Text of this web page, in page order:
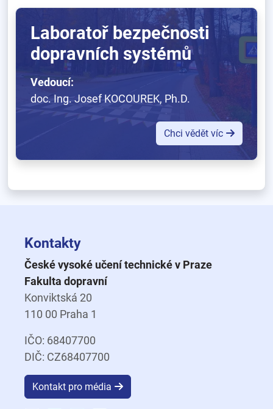
Laboratoř bezpečnosti
dopravních systémů
Vedoucí:
doc. Ing. Josef KOCOUREK, Ph.D.
Chci vědět víc
Kontakty
České vysoké učení technické v Praze
Fakulta dopravní
Konviktská 20
110 00 Praha 1
IČO: 68407700
DIČ: CZ68407700
Kontakt pro média